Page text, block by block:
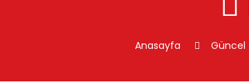
Anasayfa Güncel